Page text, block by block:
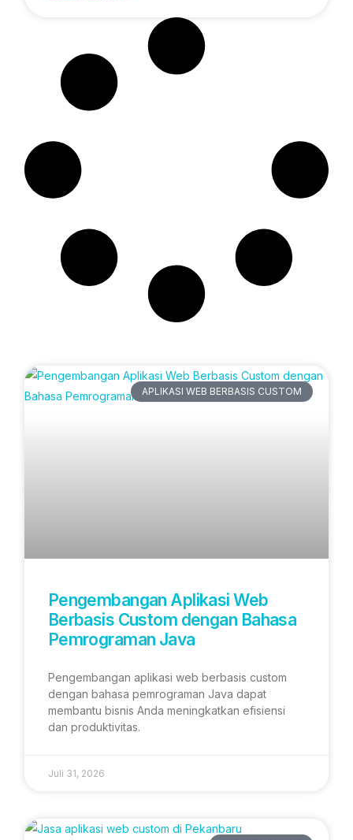
APLIKASI WEB BERBASIS CUSTOM
Pengembangan Aplikasi Web
Berbasis Custom dengan Bahasa
Pemrograman Java
Pengembangan aplikasi web berbasis custom
dengan bahasa pemrograman Java dapat
membantu bisnis Anda meningkatkan efisiensi
dan produktivitas.
Juli 31, 2026